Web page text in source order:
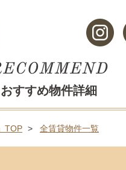
おすすめ物件詳細
TOP 全賃貸物件一覧